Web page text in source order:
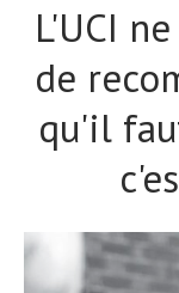
L'UCI
de
qu'il